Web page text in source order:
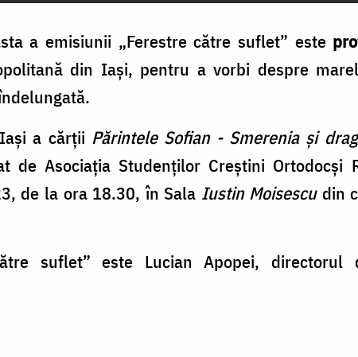
a emisiunii „Ferestre către suflet” este
din Iaşi, pentru a vorbi despre
a cărţii Părintele Sofian - Smerenia şi
de Asociaţia Studenţilor Creştini Ortodocşi
de la ora 18.30, în Sala Iustin Moisescudin
suflet” este Lucian Apopei, directorul